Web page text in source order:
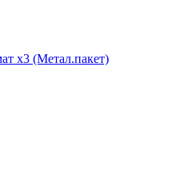
х3 (Метал.пакет)